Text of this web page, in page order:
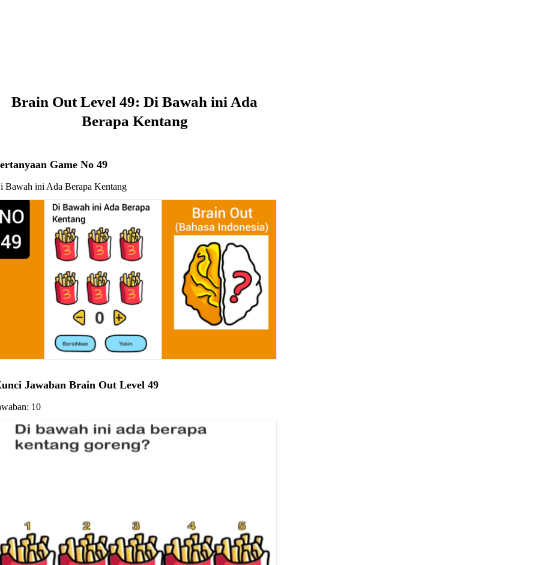
Brain Out Level 49: Di Bawah ini Ada
Berapa Kentang
Game No 49
Bawah ini Ada Berapa Kentang
Jawaban Brain Out Level 49
10